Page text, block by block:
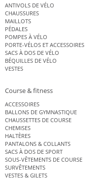
ANTIVOLS DE VÉLO
CHAUSSURES
MAILLOTS
PÉDALES
POMPES À VÉLO
PORTE-VÉLOS ET ACCESSOIRES
SACS À DOS DE VÉLO
BÉQUILLES DE VÉLO
VESTES
Course & fitness
ACCESSOIRES
BALLONS DE GYMNASTIQUE
CHAUSSETTES DE COURSE
CHEMISES
HALTÈRES
PANTALONS & COLLANTS
SACS À DOS DE SPORT
SOUS-VÊTEMENTS DE COURSE
SURVÊTEMENTS
VESTES & GILETS